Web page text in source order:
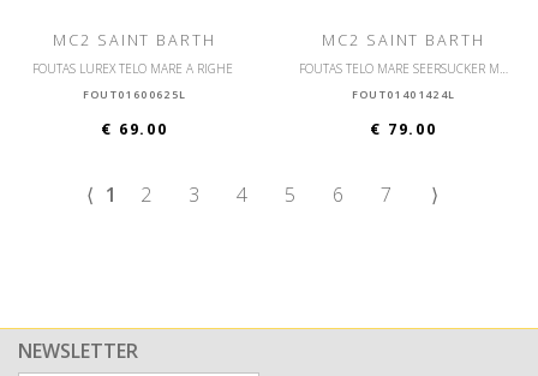
MC2 SAINT BARTH
FOUTAS LUREX TELO MARE A RIGHE
FOUT01600625L
€ 69.00
MC2 SAINT BARTH
FOUTAS TELO MARE SEERSUCKER MICRO RILIEVO A RIGHE
FOUT01401424L
€ 79.00
⟨ 1 2 3 4 5 6 7 ⟩
NEWSLETTER